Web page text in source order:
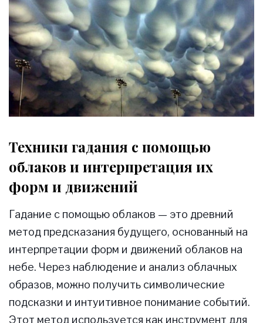
Техники гадания с помощью
облаков и интерпретация их
форм и движений
Гадание с помощью облаков — это древний
метод предсказания будущего, основанный на
интерпретации форм и движений облаков на
небе. Через наблюдение и анализ облачных
образов, можно получить символические
подсказки и интуитивное понимание событий.